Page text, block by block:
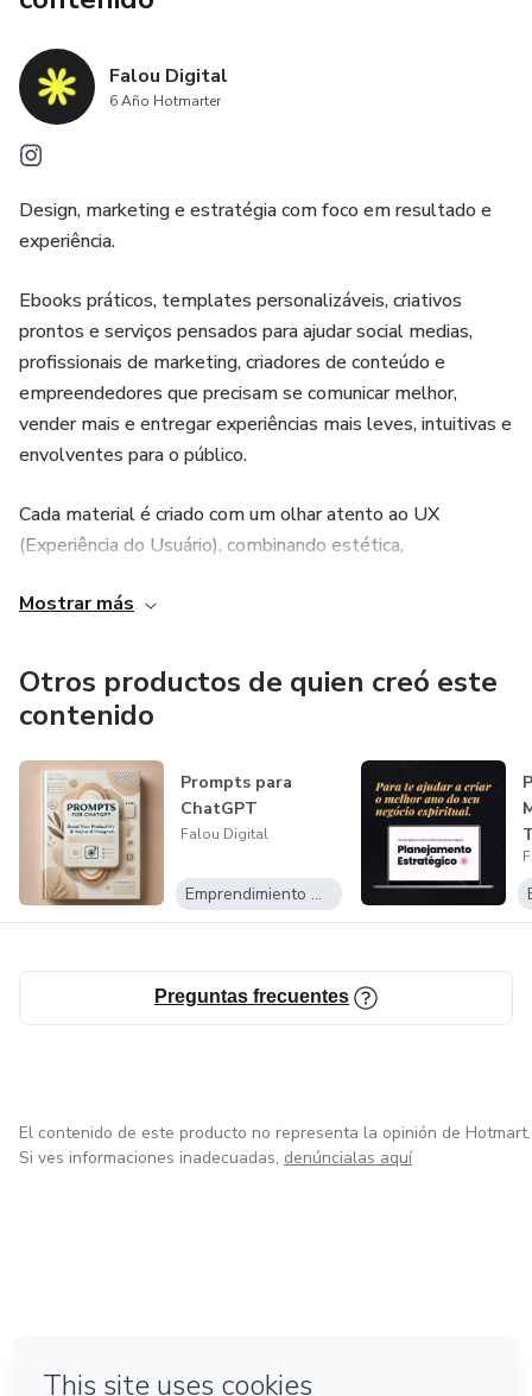
Falou Digital
6 Año Hotmarter
Design, marketing e estratégia com foco em resultado e
experiência.
Ebooks práticos, templates personalizáveis, criativos
prontos e serviços pensados para ajudar social medias,
profissionais de marketing, criadores de conteúdo e
empreendedores que precisam se comunicar melhor,
vender mais e entregar experiências mais leves, intuitivas e
envolventes para o público.
Cada material é criado com um olhar atento ao UX
(Experiência do Usuário), combinando estética,
rotina e também melhorar a jornada de quem consome o
vendas ou no dia a dia digital.
👉 Visual que chama atenção. Texto que conecta.
Experiência que converte.
Mostrar más
Otros productos de quien creó este
contenido
Prompts para
ChatGPT
Falou Digital
Emprendimiento Digital
Preguntas frecuentes
El contenido de este producto no representa la opinión de Hotmart.
Si ves informaciones inadecuadas, denúncialas aquí
Hecho con❤ en Ciudad de México